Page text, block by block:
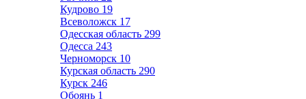
Кудрово 19
Всеволожск 17
Одесская область 299
Одесса 243
Черноморск 10
Курская область 290
Курск 246
Обоянь 1